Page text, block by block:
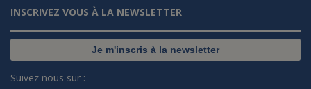
INSCRIVEZ VOUS À LA NEWSLETTER
Je m'inscris à la newsletter
Suivez nous sur :